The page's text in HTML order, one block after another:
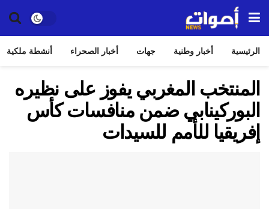
الرئيسية أخبار وطنية جهات أخبار الصحراء أنشطة ملكية
المنتخب المغربي يفوز على نظيره
البوركينابي ضمن منافسات كأس
إفريقيا للأمم للسيدات